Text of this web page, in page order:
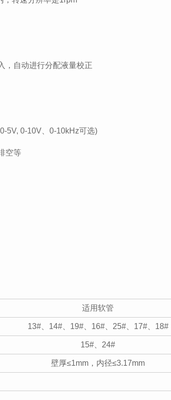
，自动进行分配液量校正
5V, 0-10V、0-10kHz可选)
空等
适用软管
13#、14#、19#、16#、25#、17#、18#
15#、24#
壁厚≤1mm，内径≤3.17mm